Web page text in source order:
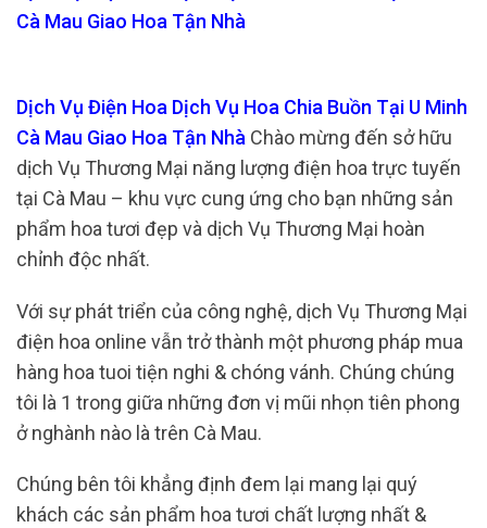
Cà Mau Giao Hoa Tận Nhà
Dịch Vụ Điện Hoa Dịch Vụ Hoa Chia Buồn Tại U Minh
Cà Mau Giao Hoa Tận Nhà Chào mừng đến sở hữu
dịch Vụ Thương Mại năng lượng điện hoa trực tuyến
tại Cà Mau – khu vực cung ứng cho bạn những sản
phẩm hoa tươi đẹp và dịch Vụ Thương Mại hoàn
chỉnh độc nhất.
Với sự phát triển của công nghệ, dịch Vụ Thương Mại
điện hoa online vẫn trở thành một phương pháp mua
hàng hoa tuoi tiện nghi & chóng vánh. Chúng chúng
tôi là 1 trong giữa những đơn vị mũi nhọn tiên phong
ở nghành nào là trên Cà Mau.
Chúng bên tôi khẳng định đem lại mang lại quý
khách các sản phẩm hoa tươi chất lượng nhất &